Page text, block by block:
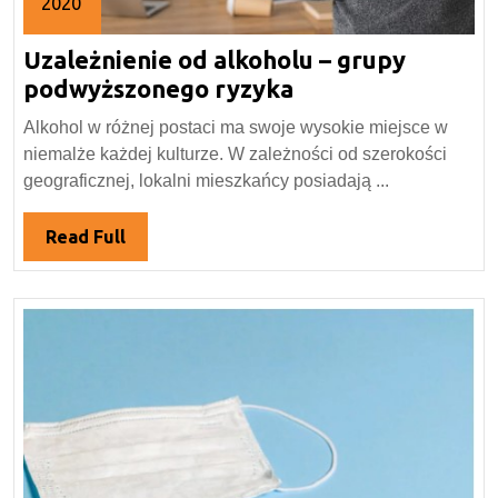
marca
2020
Uzależnienie od alkoholu – grupy
podwyższonego ryzyka
od
alkoholu
–
Alkohol w różnej postaci ma swoje wysokie miejsce w
niemalże każdej kulturze. W zależności od szerokości
geograficznej, lokalni mieszkańcy posiadają ...
Read FullRead
Full